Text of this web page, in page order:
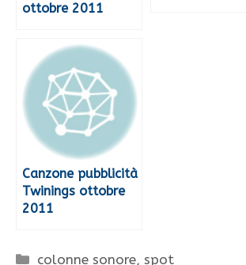
ottobre 2011
Canzone pubblicità
Twinings ottobre
2011
Categorie
colonne sonore,spot